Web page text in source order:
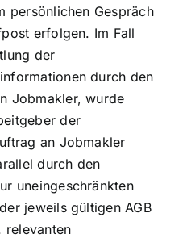
persönlichen Gespräch
erfolgen. Im Fall
der
durch den
Jobmakler, wurde
der
an Jobmakler
durch den
uneingeschränkten
jeweils gültigen AGB
relevanten